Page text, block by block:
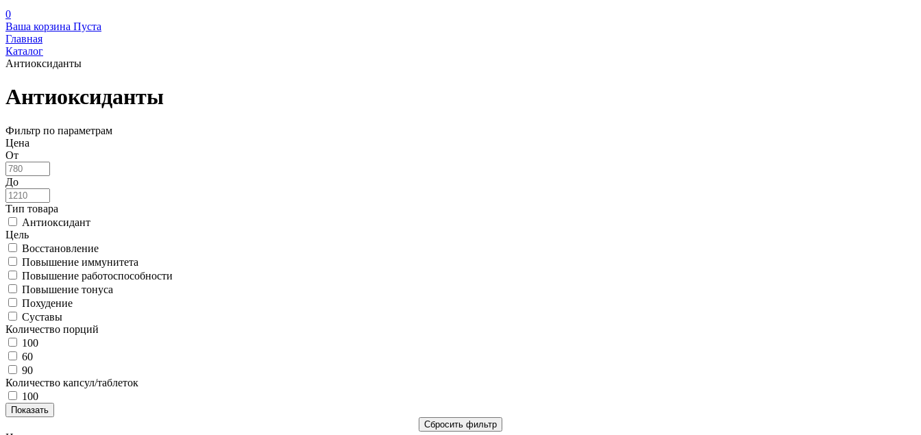
0
Ваша корзина Пуста
Главная
Каталог
Антиоксиданты
Антиоксиданты
Фильтр по параметрам
Цена
От
До
Тип товара
Антиоксидант
Цель
Восстановление
Повышение иммунитета
Повышение работоспособности
Повышение тонуса
Похудение
Суставы
Количество порций
100
60
90
Количество капсул/таблеток
100